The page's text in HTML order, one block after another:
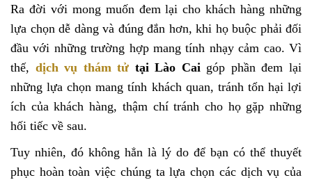
Ra đời với mong muốn đem lại cho khách hàng những
lựa chọn dễ dàng và đúng đắn hơn, khi họ buộc phải đối
đầu với những trường hợp mang tính nhạy cảm cao. Vì
thế, dịch vụ thám tử tại Lào Cai góp phần đem lại
những lựa chọn mang tính khách quan, tránh tổn hại lợi
ích của khách hàng, thậm chí tránh cho họ gặp những
hối tiếc về sau.
Tuy nhiên, đó không hẳn là lý do để bạn có thể thuyết
phục hoàn toàn việc chúng ta lựa chọn các dịch vụ của